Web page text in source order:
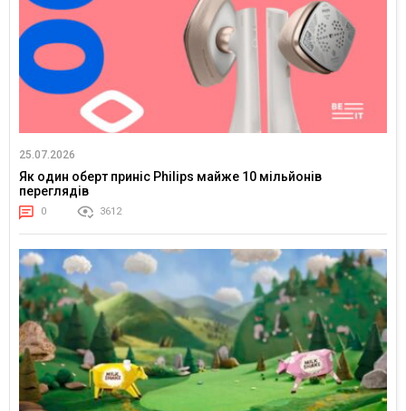
25.07.2026
Як один оберт приніс Philips майже 10 мільйонів
переглядів
0 3612